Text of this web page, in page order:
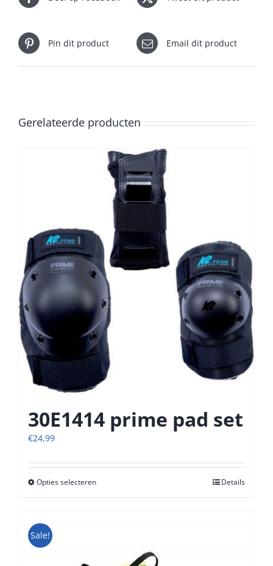
Pin dit product Email dit product
Gerelateerde producten
30E1414 prime pad set
€24,99
Opties selecterenDit
Details
Sale!